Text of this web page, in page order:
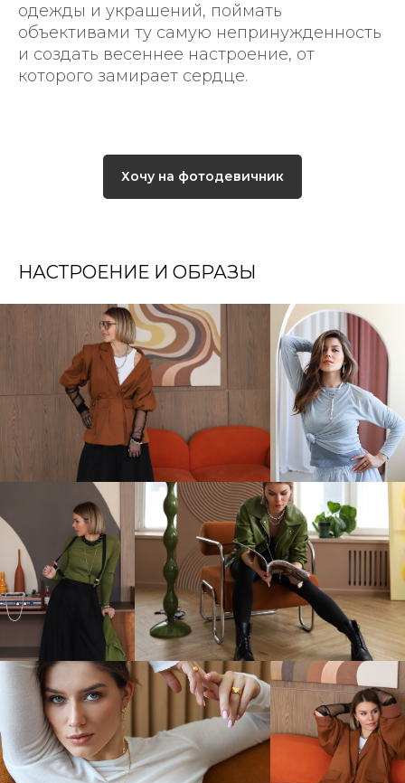
одежды и украшений, поймать
объективами ту самую непринужденность
и создать весеннее настроение, от
которого замирает сердце.
Хочу на фотодевичник
НАСТРОЕНИЕ И ОБРАЗЫ